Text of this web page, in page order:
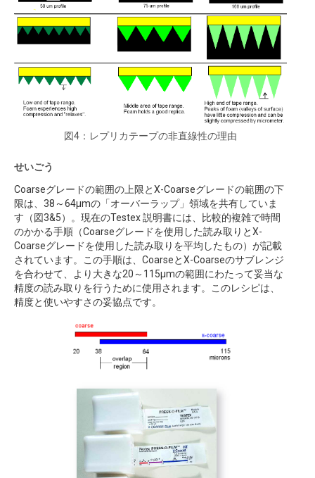
図4：レプリカテープの非直線性の理由
せいごう
Coarseグレードの範囲の上限とX-Coarseグレードの範囲の下
限は、38～64μmの「オーバーラップ」領域を共有していま
す（図3&5）。現在のTestex 説明書には、比較的複雑で時間
のかかる手順（Coarseグレードを使用した読み取りとX-
Coarseグレードを使用した読み取りを平均したもの）が記載
されています。この手順は、CoarseとX-Coarseのサブレンジ
を合わせて、より大きな20～115μmの範囲にわたって妥当な
精度の読み取りを行うために使用されます。このレシピは、
精度と使いやすさの妥協点です。